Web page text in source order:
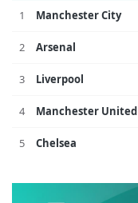
1 Manchester City
2 Arsenal
3 Liverpool
4 Manchester United
5 Chelsea